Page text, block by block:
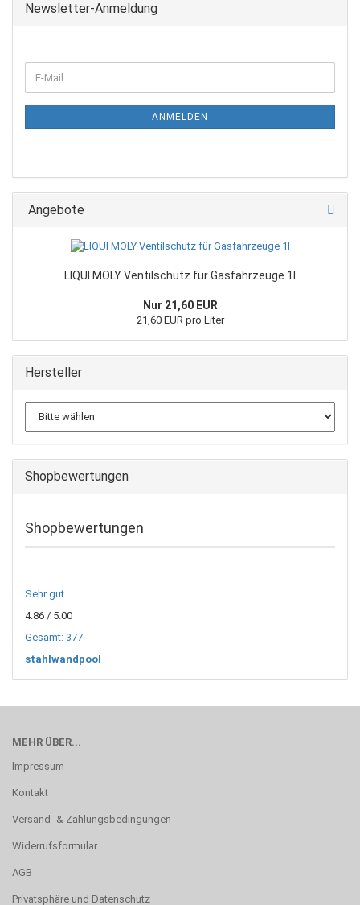
Newsletter-Anmeldung
ANMELDEN
Angebote
LIQUI MOLY Ventilschutz für Gasfahrzeuge 1l
Nur 21,60 EUR
21,60 EUR pro Liter
Hersteller
Shopbewertungen
Shopbewertungen
Sehr gut
4.86 / 5.00
Gesamt: 377
stahlwandpool
MEHR ÜBER...
Impressum
Kontakt
Versand- & Zahlungsbedingungen
Widerrufsformular
AGB
Privatsphäre und Datenschutz